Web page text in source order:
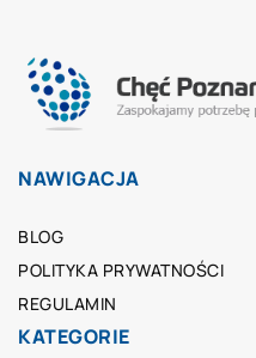
NAWIGACJA
BLOG
POLITYKA PRYWATNOŚCI
REGULAMIN
KATEGORIE